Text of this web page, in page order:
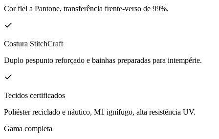
Cor fiel a Pantone, transferência frente-verso de 99%.
Costura StitchCraft
Duplo pespunto reforçado e bainhas preparadas para intempérie.
Tecidos certificados
Poliéster reciclado e náutico, M1 ignífugo, alta resistência UV.
Gama completa